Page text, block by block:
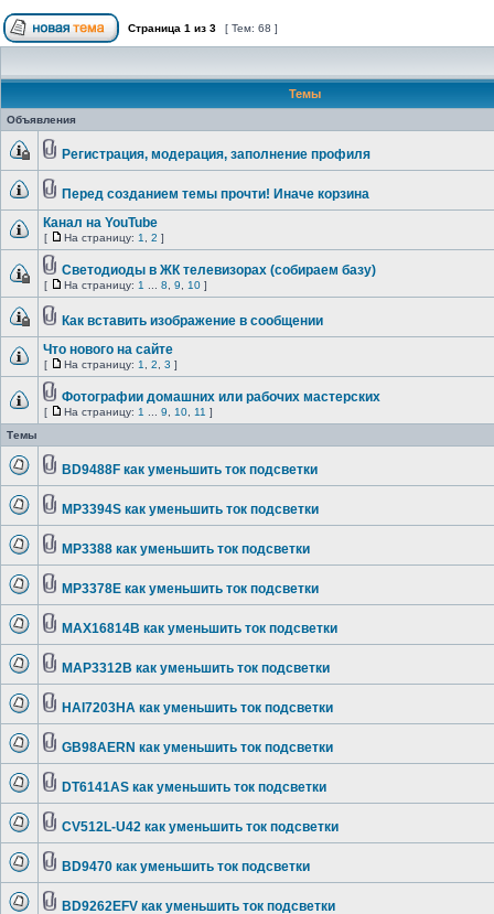
Страница 1 из 3 [ Тем: 68 ]
Темы
Объявления
Регистрация, модерация, заполнение профиля
Перед созданием темы прочти! Иначе корзина
Канал на YouTube
[ На страницу: 1 2 ]
Светодиоды в ЖК телевизорах (собираем базу)
[ На страницу: 1 8 9 10 ]
Как вставить изображение в сообщении
Что нового на сайте
[ На страницу: 1 2 3 ]
Фотографии домашних или рабочих мастерских
[ На страницу: 1 9 10 11 ]
Темы
BD9488F как уменьшить ток подсветки
MP3394S как уменьшить ток подсветки
MP3388 как уменьшить ток подсветки
MP3378E как уменьшить ток подсветки
MAX16814B как уменьшить ток подсветки
MAP3312B как уменьшить ток подсветки
HAI7203HA как уменьшить ток подсветки
GB98AERN как уменьшить ток подсветки
DT6141AS как уменьшить ток подсветки
CV512L-U42 как уменьшить ток подсветки
BD9470 как уменьшить ток подсветки
BD9262EFV как уменьшить ток подсветки